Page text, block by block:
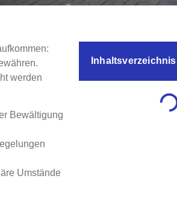
werden
Bewältigung
Umstände
Inhaltsverzeichnis